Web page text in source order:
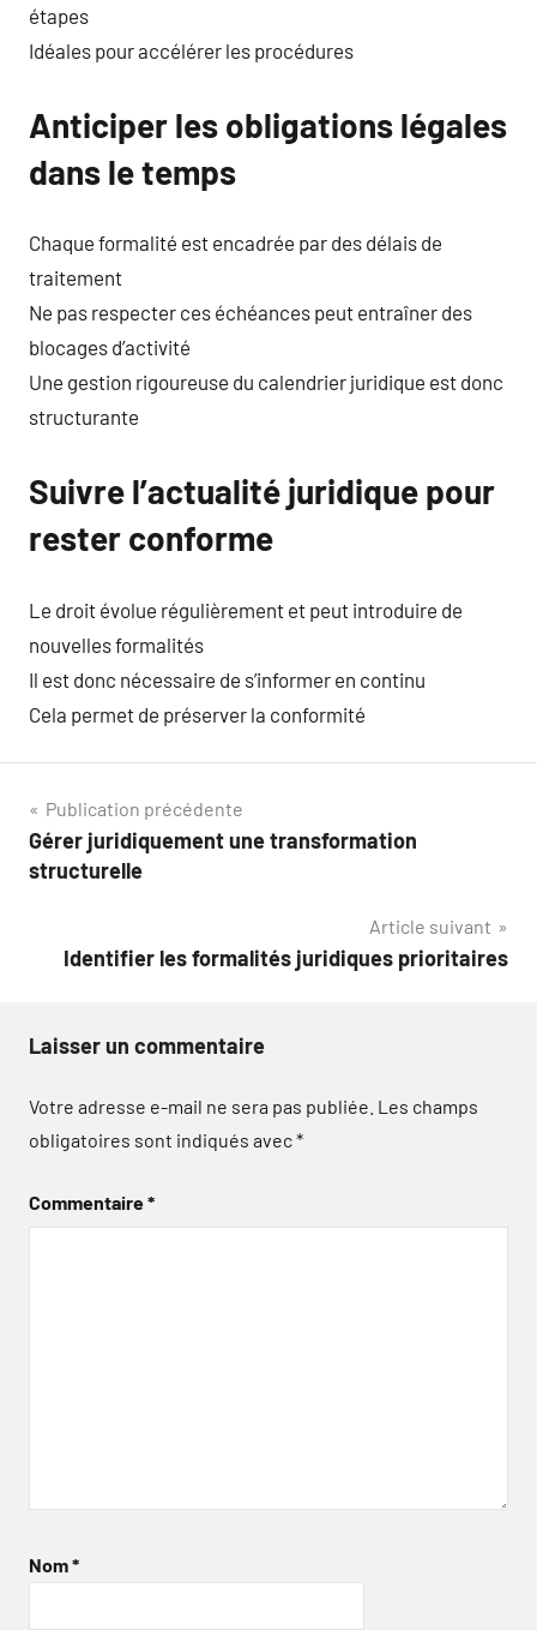
étapes
Idéales pour accélérer les procédures
Anticiper les obligations légales
dans le temps
Chaque formalité est encadrée par des délais de
traitement
Ne pas respecter ces échéances peut entraîner des
blocages d’activité
Une gestion rigoureuse du calendrier juridique est donc
structurante
Suivre l’actualité juridique pour
rester conforme
Le droit évolue régulièrement et peut introduire de
nouvelles formalités
Il est donc nécessaire de s’informer en continu
Cela permet de préserver la conformité
Navigation
de
Publication précédente
Gérer juridiquement une transformation
structurelle
Article suivant
Identifier les formalités juridiques prioritaires
Laisser un commentaire
Votre adresse e-mail ne sera pas publiée. Les champs
obligatoires sont indiqués avec*
Commentaire*
Nom*